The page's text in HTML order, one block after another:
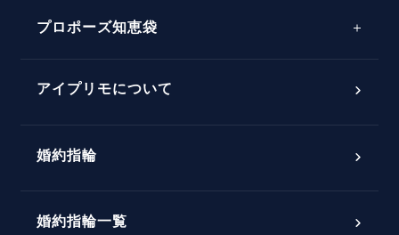
プロポーズアイテム
パーフェクトプロポーズリング
プロポーズ知恵袋
ダイヤモンドの品質とは？
アイプリモについて
婚約指輪
婚約指輪一覧